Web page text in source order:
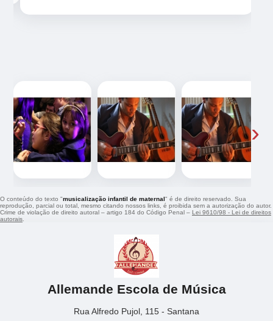
‹ ›
O conteúdo do texto "musicalização infantil de maternal" é de direito reservado. Sua
reprodução, parcial ou total, mesmo citando nossos links, é proibida sem a autorização do autor.
Crime de violação de direito autoral – artigo 184 do Código Penal – Lei 9610/98 - Lei de direitos
autorais
Allemande Escola de Música
Rua Alfredo Pujol, 115 - Santana